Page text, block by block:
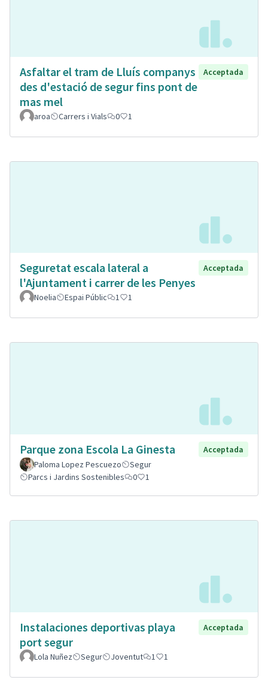
Asfaltar el tram de Lluís companys
des d'estació de segur fins pont de
mas mel
Acceptada
aroa Carrers i Vials 0 1
Seguretat escala lateral a
l'Ajuntament i carrer de les Penyes
Acceptada
Noelia Espai Públic 1 1
Parque zona Escola La Ginesta
Acceptada
Paloma Lopez Pescuezo
Segur
Parcs i Jardins Sostenibles
0 1
Instalaciones deportivas playa
port segur
Acceptada
Lola Nuñez Segur Joventut 1 1